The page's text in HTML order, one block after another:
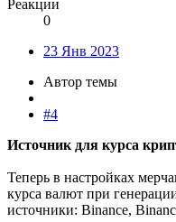
Реакции
0
23 Янв 2023
Автор темы
#4
Источник для курса
Теперь в настройках
курса валют при
источники: Binance,